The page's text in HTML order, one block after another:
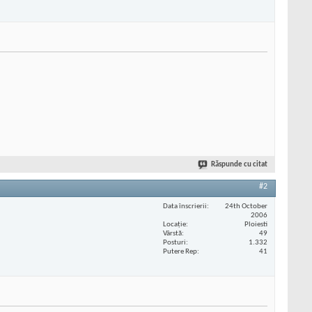
Răspunde cu citat
#2
Data înscrierii
24th October
2006
Locaţie
Ploiesti
Vârstă
49
Posturi
1.332
Putere Rep
41